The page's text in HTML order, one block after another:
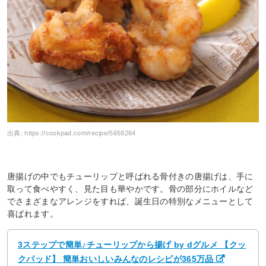
出典:https://cookpad.com/recipe/5659264
唐揚げの中でもチューリップと呼ばれる骨付きの唐揚げは、手に
取って食べやすく、見た目も華やかです。骨の部分にホイルなど
でさまざまなアレンジをすれば、誕生日の特別なメニューとして
喜ばれます。
3ステップで簡単♪チューリップから揚げ by dグルメ 【クッ
クパッド】 簡単おいしいみんなのレシピが365万品